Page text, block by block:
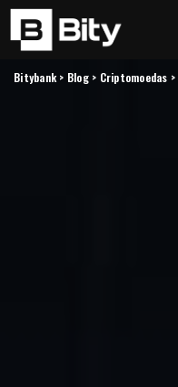
Bitybank > Blog> Criptomoedas >